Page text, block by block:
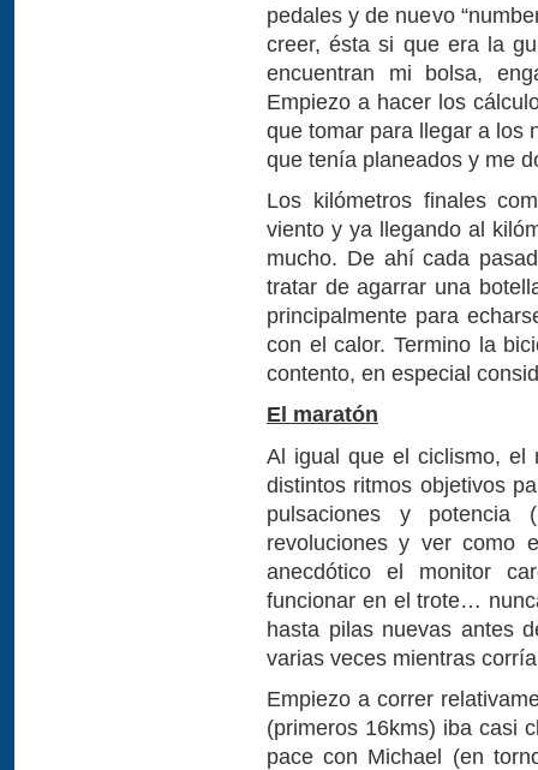
pedales y de nuevo
creer, ésta si que era la
encuentran mi bolsa,
Empiezo a hacer los
que tomar para llegar a los
que tenía planeados y me
Los kilómetros finales
viento y ya llegando al
mucho. De ahí cada
tratar de agarrar una
principalmente para
con el calor. Termino la
contento, en especial
El maratón
Al igual que el ciclismo, el
distintos ritmos objetivos
pulsaciones y potencia
revoluciones y ver como
anecdótico el monitor
funcionar en el trote…
hasta pilas nuevas antes
varias veces mientras
Empiezo a correr
(primeros 16kms) iba casi
pace con Michael (en